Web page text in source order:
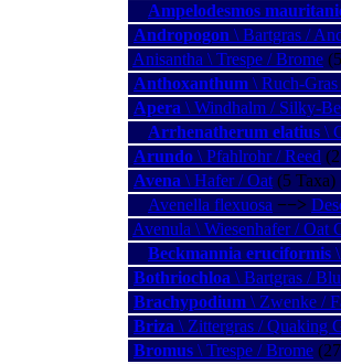
Ampelodesmos
Andropogon \ Bartgras /
Anisantha \ Trespe / Brome
Anthoxanthum \ Ruch-
Apera \ Windhalm / Silky-
Arrhenatherum elatius \
Arundo \ Pfahlrohr / Reed
Avena \ Hafer / Oat (5 Taxa)
Avenella flexuosa −−>
Avenula \ Wiesenhafer / Oat
Beckmannia eruciformis
Bothriochloa \ Bartgras /
Brachypodium \ Zwenke /
Briza \ Zittergras / Quaking
Bromus \ Trespe / Brome